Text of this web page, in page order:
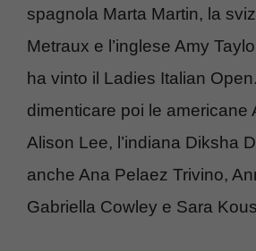
spagnola Marta Martin, la
Metraux e l’inglese Amy
ha vinto il Ladies Italian
dimenticare poi le americane
Alison Lee, l’indiana Diksha
anche Ana Pelaez Trivino,
Gabriella Cowley e Sara